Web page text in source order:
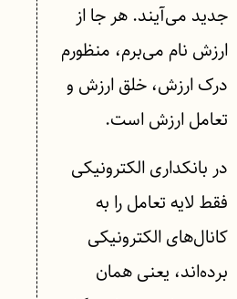
جدید می‌آیند. هر جا از
ارزش نام می‌برم، منظورم
درک ارزش، خلق ارزش و
تعامل ارزش است.
در بانکداری الکترونیکی
فقط لایه تعامل را به
کانال‌های الکترونیکی
برده‌اند، یعنی همان